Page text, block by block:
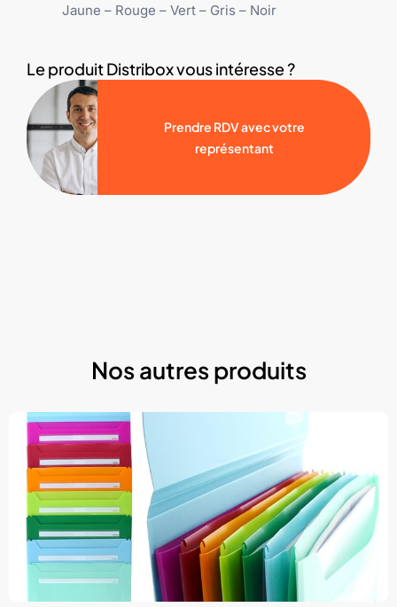
Jaune – Rouge – Vert – Gris – Noir
Le produit Distribox vous intéresse ?
Prendre RDV avec votre
représentant
Nos autres produits